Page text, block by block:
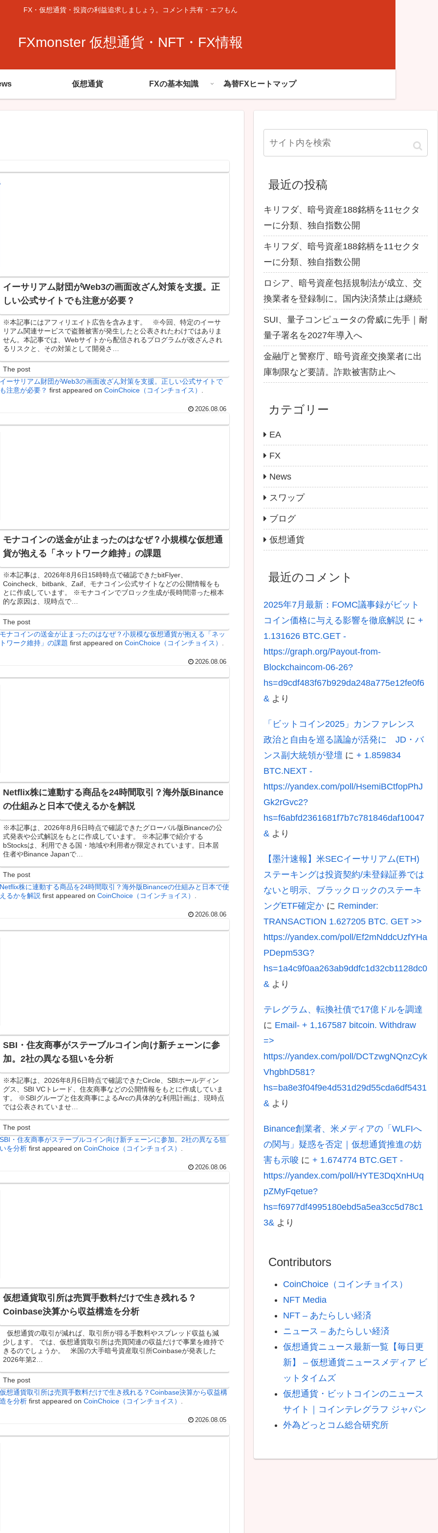
FX・仮想通貨・投資の利益追求しましょう。コメント共有・エフもん
FXmonster 仮想通貨・NFT・FX情報
仮想通貨 FXの基本知識 為替FXヒートマップ
イーサリアム財団がWeb3の画面改ざん対策を支援。正
しい公式サイトでも注意が必要？
※本記事にはアフィリエイト広告を含みます。 ※今回、特定のイーサ
リアム関連サービスで盗難被害が発生したと公表されたわけではありま
せん。本記事では、Webサイトから配信されるプログラムが改ざんされ
るリスクと、その対策として開発さ…
The post
イーサリアム財団がWeb3の画面改ざん対策を支援。正しい公式サイトで
も注意が必要？ first appeared on CoinChoice（コインチョイス） .
2026.08.06
モナコインの送金が止まったのはなぜ？小規模な仮想通
貨が抱える「ネットワーク維持」の課題
※本記事は、2026年8月6日15時時点で確認できたbitFlyer、
Coincheck、bitbank、Zaif、モナコイン公式サイトなどの公開情報をも
とに作成しています。 ※モナコインでブロック生成が長時間滞った根本
的な原因は、現時点で…
The post
モナコインの送金が止まったのはなぜ？小規模な仮想通貨が抱える「ネッ
トワーク維持」の課題 first appeared on CoinChoice（コインチョイス） .
2026.08.06
Netflix株に連動する商品を24時間取引？海外版Binance
の仕組みと日本で使えるかを解説
※本記事は、2026年8月6日時点で確認できたグローバル版Binanceの公
式発表や公式解説をもとに作成しています。 ※本記事で紹介する
bStocksは、利用できる国・地域や利用者が限定されています。日本居
住者やBinance Japanで…
The post
Netflix株に連動する商品を24時間取引？海外版Binanceの仕組みと日本で使
えるかを解説 first appeared on CoinChoice（コインチョイス） .
2026.08.06
SBI・住友商事がステーブルコイン向け新チェーンに参
加。2社の異なる狙いを分析
※本記事は、2026年8月6日時点で確認できたCircle、SBIホールディン
グス、SBI VCトレード、住友商事などの公開情報をもとに作成していま
す。 ※SBIグループと住友商事によるArcの具体的な利用計画は、現時点
では公表されていませ…
The post
SBI・住友商事がステーブルコイン向け新チェーンに参加。2社の異なる狙
いを分析 first appeared on CoinChoice（コインチョイス） .
2026.08.06
仮想通貨取引所は売買手数料だけで生き残れる？
Coinbase決算から収益構造を分析
仮想通貨の取引が減れば、取引所が得る手数料やスプレッド収益も減
少します。 では、仮想通貨取引所は売買関連の収益だけで事業を維持で
きるのでしょうか。 米国の大手暗号資産取引所Coinbaseが発表した
2026年第2…
The post
仮想通貨取引所は売買手数料だけで生き残れる？Coinbase決算から収益構
造を分析 first appeared on CoinChoice（コインチョイス） .
2026.08.05
最近の投稿
キリフダ、暗号資産188銘柄を11セクタ
ーに分類、独自指数公開
キリフダ、暗号資産188銘柄を11セクタ
ーに分類、独自指数公開
ロシア、暗号資産包括規制法が成立、交
換業者を登録制に。国内決済禁止は継続
SUI、量子コンピュータの脅威に先手｜耐
量子署名を2027年導入へ
金融庁と警察庁、暗号資産交換業者に出
庫制限など要請。詐欺被害防止へ
カテゴリー
EA
FX
News
スワップ
ブログ
仮想通貨
最近のコメント
2025年7月最新：FOMC議事録がビット
コイン価格に与える影響を徹底解説 に +
1.131626 BTC.GET -
https://graph.org/Payout-from-
Blockchaincom-06-26?
hs=d9cdf483f67b929da248a775e12fe0f6
& より
「ビットコイン2025」カンファレンス
政治と自由を巡る議論が活発に JD・バ
ンス副大統領が登壇 に + 1.859834
BTC.NEXT -
https://yandex.com/poll/HsemiBCtfopPhJ
Gk2rGvc2?
hs=f6abfd2361681f7b7c781846daf10047
& より
【墨汁速報】米SECイーサリアム(ETH)
ステーキングは投資契約/未登録証券では
ないと明示、ブラックロックのステーキ
ングETF確定か に Reminder:
TRANSACTION 1.627205 BTC. GET >>
https://yandex.com/poll/Ef2mNddcUzfYHa
PDepm53G?
hs=1a4c9f0aa263ab9ddfc1d32cb1128dc0
& より
テレグラム、転換社債で17億ドルを調達
に Email- + 1,167587 bitcoin. Withdraw
=>
https://yandex.com/poll/DCTzwgNQnzCyk
VhgbhD581?
hs=ba8e3f04f9e4d531d29d55cda6df5431
& より
Binance創業者、米メディアの「WLFIへ
の関与」疑惑を否定｜仮想通貨推進の妨
害も示唆 に + 1.674774 BTC.GET -
https://yandex.com/poll/HYTE3DqXnHUq
pZMyFqetue?
hs=f6977df4995180ebd5a5ea3cc5d78c1
3& より
Contributors
CoinChoice（コインチョイス）
NFT Media
NFT – あたらしい経済
ニュース – あたらしい経済
仮想通貨ニュース最新一覧【毎日更
新】 – 仮想通貨ニュースメディア ビ
ットタイムズ
仮想通貨・ビットコインのニュース
サイト｜コインテレグラフ ジャパン
外為どっとコム総合研究所